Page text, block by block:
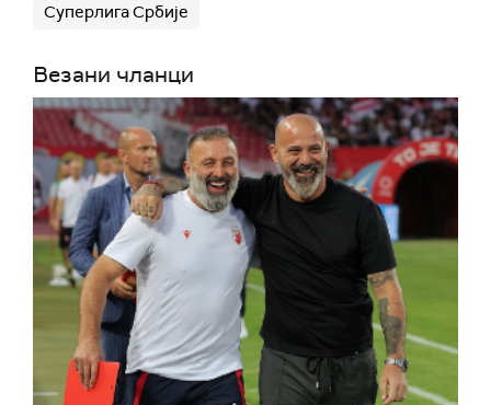
Суперлига Србије
Везани чланци